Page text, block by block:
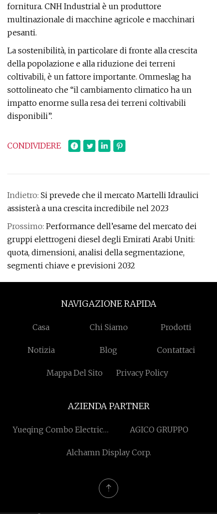
fornitura. CNH Industrial è un produttore
multinazionale di macchine agricole e macchinari
pesanti.
La sostenibilità, in particolare di fronte alla crescita
della popolazione e alla riduzione dei terreni
coltivabili, è un fattore importante. Ommeslag ha
sottolineato che “il cambiamento climatico ha un
impatto enorme sulla resa dei terreni coltivabili
disponibili”.
CONDIVIDERE
Indietro: Si prevede che il mercato Martelli Idraulici
assisterà a una crescita incredibile nel 2023
Prossimo: Performance dell’esame del mercato dei
gruppi elettrogeni diesel degli Emirati Arabi Uniti:
quota, dimensioni, analisi della segmentazione,
segmenti chiave e previsioni 2032
NAVIGAZIONE RAPIDA
Casa Chi Siamo Prodotti
Notizia Blog Contattaci
Mappa Del Sito Privacy Policy
AZIENDA PARTNER
Yueqing Combo Electric
AGICO GRUPPO
Alchamn Display Corp.